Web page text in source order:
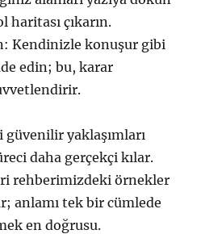
haritası çıkarın.
Kendinizle konuşur gibi
edin; bu, karar
yaklaşımları
daha gerçekçi kılar.
rehberimizdeki örnekler
anlamı tek bir cümlede
en doğrusu.